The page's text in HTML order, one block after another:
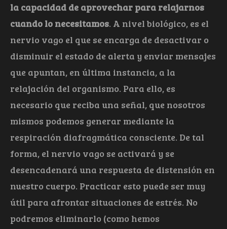
la capacidad de aprovechar para relajarnos
cuando lo necesitamos. A nivel biológico, es el
nervio vago el que se encarga de desactivar o
disminuir el estado de alerta y enviar mensajes
que apuntan, en última instancia, a la
relajación del organismo. Para ello, es
necesario que reciba una señal, que nosotros
mismos podemos generar mediante la
respiración diafragmática consciente. De tal
forma, el nervio vago se activará y se
desencadenará una respuesta de distensión en
nuestro cuerpo. Practicar esto puede ser muy
útil para afrontar situaciones de estrés. No
podremos eliminarlo (como hemos